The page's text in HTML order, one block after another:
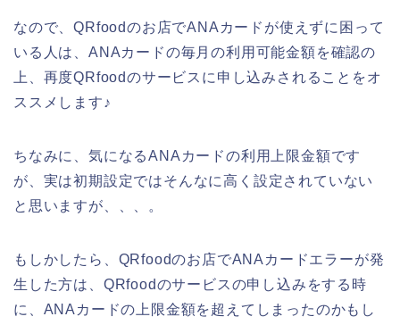
なので、QRfoodのお店でANAカードが使えずに困って
いる人は、ANAカードの毎月の利用可能金額を確認の
上、再度QRfoodのサービスに申し込みされることをオ
ススメします♪
ちなみに、気になるANAカードの利用上限金額です
が、実は初期設定ではそんなに高く設定されていない
と思いますが、、、。
もしかしたら、QRfoodのお店でANAカードエラーが発
生した方は、QRfoodのサービスの申し込みをする時
に、ANAカードの上限金額を超えてしまったのかもし